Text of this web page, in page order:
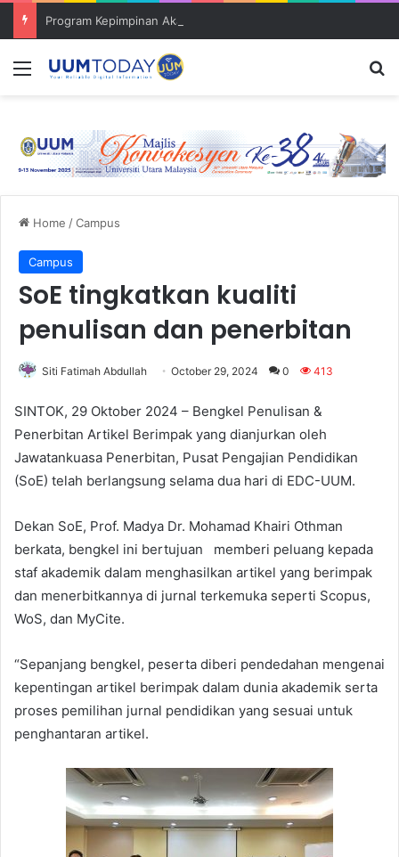
Menu
Home /Campus
Campus
SoE tingkatkan kualiti
penulisan dan penerbitan
Siti Fatimah Abdullah October 29, 2024 0 413
SINTOK, 29 Oktober 2024 – Bengkel Penulisan &
Penerbitan Artikel Berimpak yang dianjurkan oleh
Jawatankuasa Penerbitan, Pusat Pengajian Pendidikan
(SoE) telah berlangsung selama dua hari di EDC-UUM.
Dekan SoE, Prof. Madya Dr. Mohamad Khairi Othman
berkata, bengkel ini bertujuan memberi peluang kepada
staf akademik dalam menghasilkan artikel yang berimpak
dan menerbitkannya di jurnal terkemuka seperti Scopus,
WoS, dan MyCite.
“Sepanjang bengkel, peserta diberi pendedahan mengenai
kepentingan artikel berimpak dalam dunia akademik serta
proses pemilihan jurnal pendidikan yang sesuai untuk
penghantaran artikel.